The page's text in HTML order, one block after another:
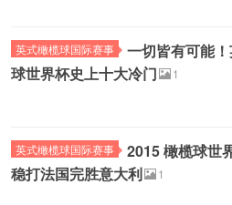
英式橄榄球国际赛事
一切皆有可能
球世界杯史上十大冷门
1
英式橄榄球国际赛事
2015 橄榄球世
稳打法国完胜意大利
1